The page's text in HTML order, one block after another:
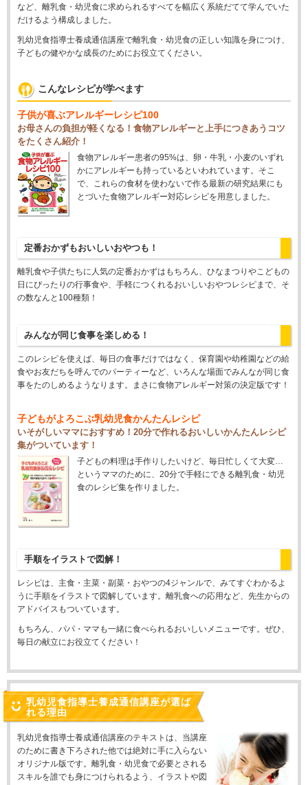
など、離乳食・幼児食に求められるすべてを幅広く系統だてて学んでいた
だけるよう構成しました。
乳幼児食指導士養成通信講座で離乳食・幼児食の正しい知識を身につけ、
子どもの健やかな成長のためにお役立てください。
こんなレシピが学べます
子供が喜ぶアレルギーレシピ100
お母さんの負担が軽くなる！食物アレルギーと上手につきあうコツ
をたくさん紹介！
食物アレルギー患者の95%は、卵・牛乳・小麦のいずれ
かにアレルギーも持っているといわれています。そこ
で、これらの食材を使わないで作る最新の研究結果にも
とづいた食物アレルギー対応レシピを用意しました。
定番おかずもおいしいおやつも！
離乳食や子供たちに人気の定番おかずはもちろん、ひなまつりやこどもの
日にぴったりの行事食や、手軽につくれるおいしいおやつレシピまで、そ
の数なんと100種類！
みんなが同じ食事を楽しめる！
このレシピを使えば、毎日の食事だけではなく、保育園や幼稚園などの給
食やお友だちを呼んでのパーティーなど、いろんな場面でみんなが同じ食
事をたのしめるようなります。まさに食物アレルギー対策の決定版です！
子どもがよろこぶ乳幼児食かんたんレシピ
いそがしいママにおすすめ！20分で作れるおいしいかんたんレシピ
集がついています！
子どもの料理は手作りしたいけど、毎日忙しくて大変…
というママのために、20分で手軽にできる離乳食・幼児
食のレシピ集を作りました。
手順をイラストで図解！
レシピは、主食・主菜・副菜・おやつの4ジャンルで、みてすぐわかるよ
うに手順をイラストで図解しています。離乳食への応用など、先生からの
アドバイスもついています。
もちろん、パパ・ママも一緒に食べられるおいしいメニューです。ぜひ、
毎日の献立にお役立てください！
乳幼児食指導士養成通信講座が選ば
れる理由
乳幼児食指導士養成通信講座のテキストは、当講座
のために書き下ろされた他では絶対に手に入らない
オリジナル版です。離乳食・幼児食で必要とされる
スキルを誰でも身につけられるよう、イラストや図